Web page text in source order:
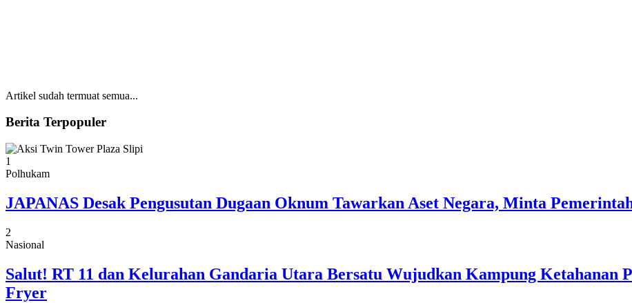
Artikel sudah termuat semua...
Berita Terpopuler
1
Polhukam
JAPANAS Desak Pengusutan Dugaan Oknum Tawarkan Aset Negara, Minta
2
Nasional
Salut! RT 11 dan Kelurahan Gandaria Utara Bersatu Wujudkan Kampung Ketahanan
Fryer